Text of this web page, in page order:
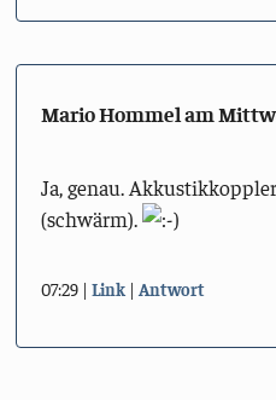
Mario Hommel am
Ja, genau.
(schwärm).
07:29 Link Antwort